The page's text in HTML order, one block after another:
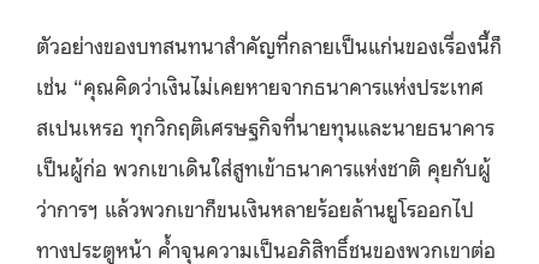
ตัวอย่างของบทสนทนาสำคัญที่กลายเป็นแก่นของเรื่องนี้ก็
เช่น “คุณคิดว่าเงินไม่เคยหายจากธนาคารแห่งประเทศ
สเปนเหรอ ทุกวิกฤติเศรษฐกิจที่นายทุนและนายธนาคาร
เป็นผู้ก่อ พวกเขาเดินใส่สูทเข้าธนาคารแห่งชาติ คุยกับผู้
ว่าการฯ แล้วพวกเขาก็ขนเงินหลายร้อยล้านยูโรออกไป
ทางประตูหน้า ค้ำจุนความเป็นอภิสิทธิ์ชนของพวกเขาต่อ